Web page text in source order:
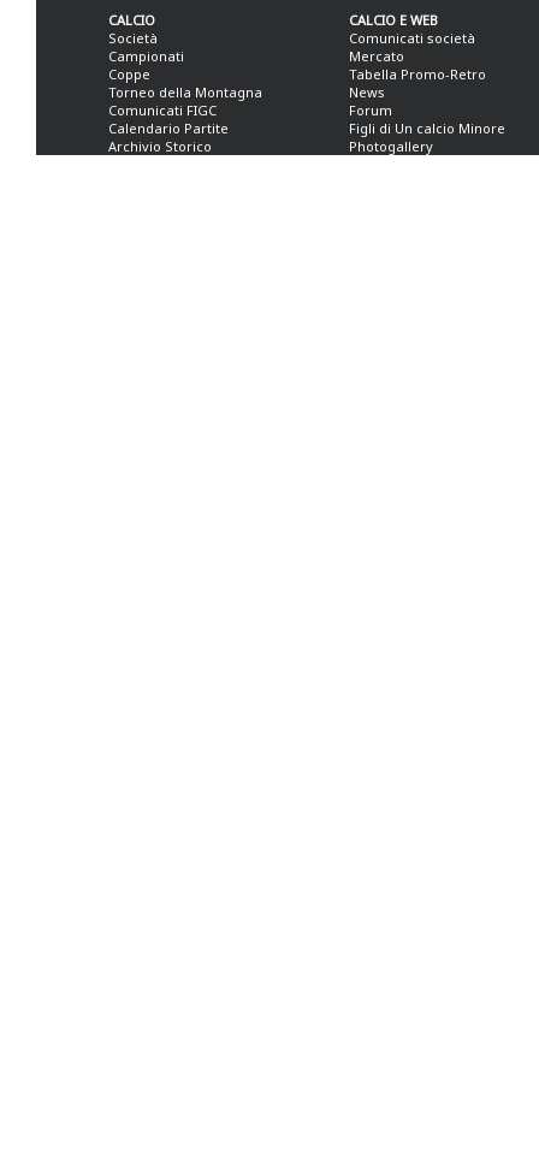
CALCIO
Società
Campionati
Coppe
Torneo della Montagna
Comunicati FIGC
Calendario Partite
Archivio Storico
CALCIO E WEB
Comunicati società
Mercato
Tabella Promo-Retro
News
Forum
Figli di Un calcio Minore
Photogallery